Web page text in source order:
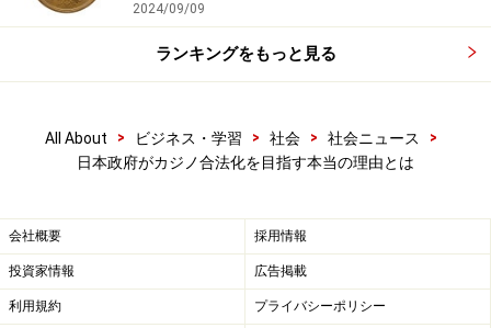
カジノの収益で大規模イベントが運営可能
娯楽の質や規模が根本的にアップするからだ。
シンガポールには
東京ドーム2.6個に相当する広さの約13
2024/09/09
ランキングをもっと見る
All About > ビジネス・学習 > 社会 > 社会ニュース
>
日本政府がカジノ合法化を目指す本当の理由とは
会社概要 採用情報
投資家情報 広告掲載
利用規約 プライバシーポリシー